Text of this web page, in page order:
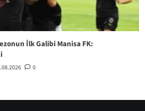
İlk Galibi Manisa FK:
0